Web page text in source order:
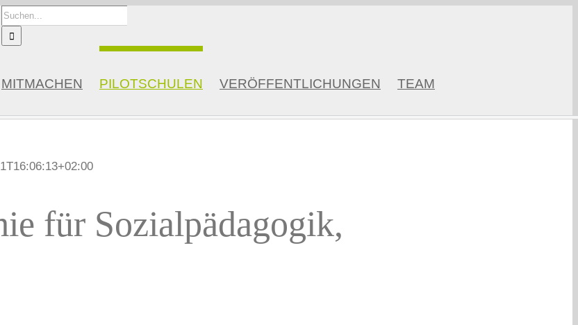
Suche
nach:
MITMACHEN PILOTSCHULEN VERÖFFENTLICHUNGEN TEAM
für Sozialpädagogik,